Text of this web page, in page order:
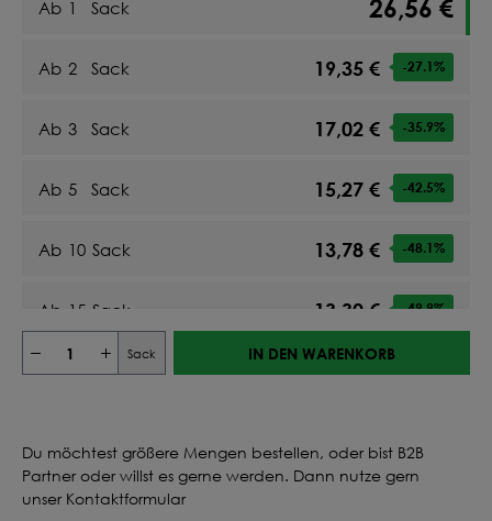
Ab 1 Sack
Ab 2 Sack 19,35 € -27.1%
Ab 3 Sack 17,02 € -35.9%
Ab 5 Sack 15,27 € -42.5%
Ab 10 Sack 13,78 € -48.1%
Ab 15 Sack 13,30 € -49.9%
Ab 20 Sack 13,01 €
Ab 30 Sack
Sack IN DEN WARENKORB
Du möchtest größere Mengen bestellen, oder bist B2B
Partner oder willst es gerne werden. Dann nutze gern
unser Kontaktformular